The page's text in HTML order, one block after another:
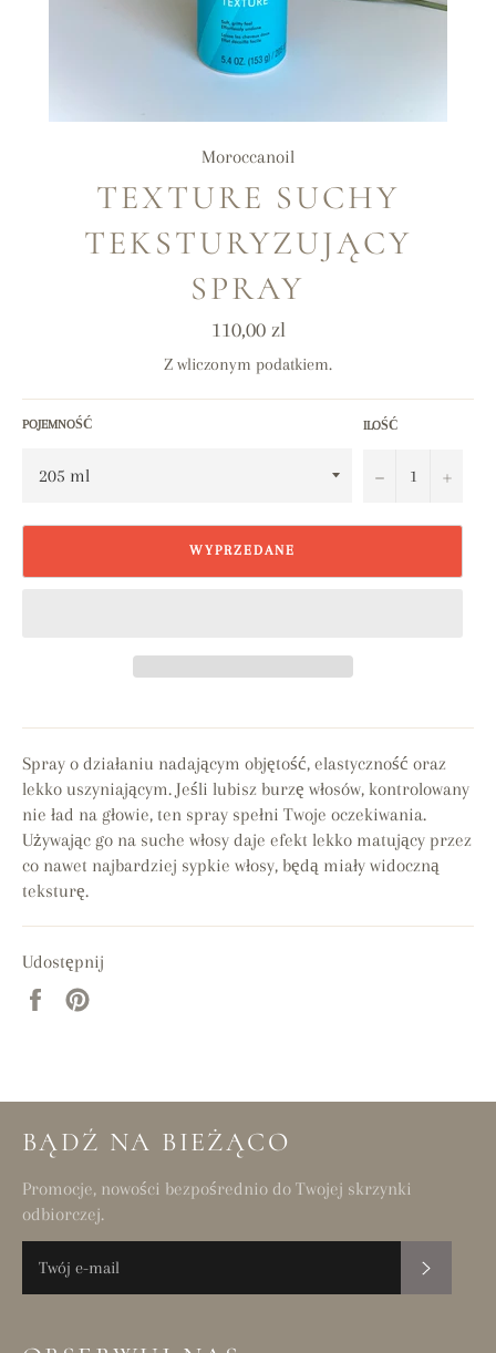
Moroccanoil
TEXTURE SUCHY
TEKSTURYZUJĄCY
SPRAY
Cena
regularna
110,00 zl
Z wliczonym podatkiem.
POJEMNOŚĆ ILOŚĆ
− +
WYPRZEDANE
Spray o działaniu nadającym objętość, elastyczność oraz
lekko uszyniającym. Jeśli lubisz burzę włosów, kontrolowany
nie ład na głowie, ten spray spełni Twoje oczekiwania.
Używając go na suche włosy daje efekt lekko matujący przez
co nawet najbardziej sypkie włosy, będą miały widoczną
teksturę.
Udostępnij
Udostępnij
BĄDŹ NA BIEŻĄCO
Promocje, nowości bezpośrednio do Twojej skrzynki
odbiorczej.